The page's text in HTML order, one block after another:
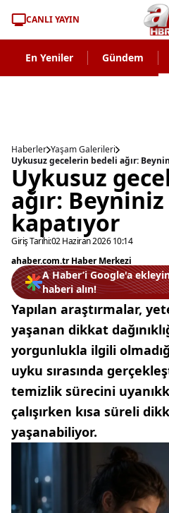
CANLI YAYIN
En Yeniler Gündem
Haberler Yaşam Galerileri
Uykusuz gecelerin bedeli ağır:
Uykusuz
ağır:
kapatıyor
Giriş Tarihi:02 Haziran 2026 10:14
ahaber.com.tr Haber Merkezi
A Haber’i Google'a
haberi alın!
Yapılan araştırmalar,
yaşanan dikkat
yorgunlukla ilgili
uyku sırasında
temizlik sürecini
çalışırken kısa süreli
yaşanabiliyor.